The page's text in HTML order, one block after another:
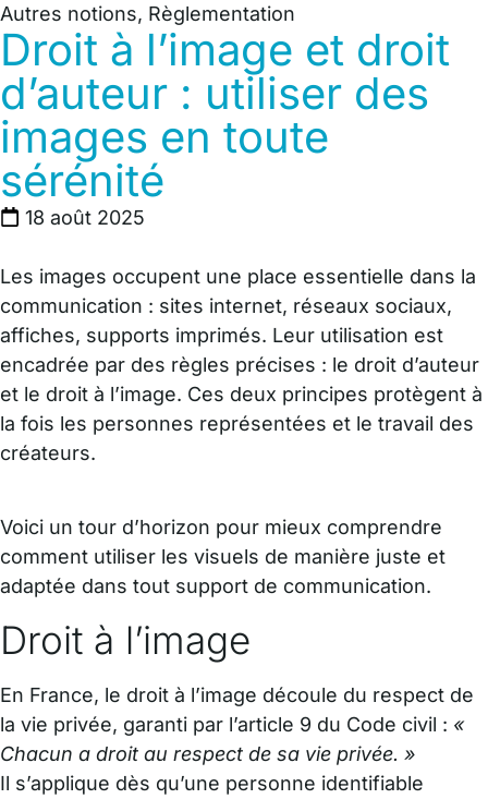
Autres notions, Règlementation
Droit à l’image et droit
d’auteur : utiliser des
images en toute
sérénité
18 août 2025
Les images occupent une place essentielle dans la
communication : sites internet, réseaux sociaux,
affiches, supports imprimés. Leur utilisation est
encadrée par des règles précises : le droit d’auteur
et le droit à l’image. Ces deux principes protègent à
la fois les personnes représentées et le travail des
créateurs.
Voici un tour d’horizon pour mieux comprendre
comment utiliser les visuels de manière juste et
adaptée dans tout support de communication.
Droit à l’image
En France, le droit à l’image découle du respect de
la vie privée, garanti par l’article 9 du Code civil : «
Chacun a droit au respect de sa vie privée. »
Il s’applique dès qu’une personne identifiable